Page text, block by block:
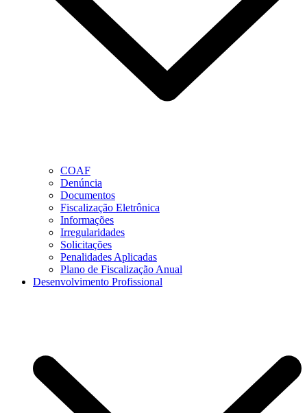
COAF
Denúncia
Documentos
Fiscalização Eletrônica
Informações
Irregularidades
Solicitações
Penalidades Aplicadas
Plano de Fiscalização Anual
Desenvolvimento Profissional